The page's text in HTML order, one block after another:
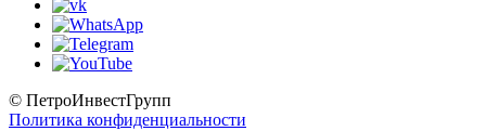
© ПетроИнвестГрупп
Политика конфиденциальности